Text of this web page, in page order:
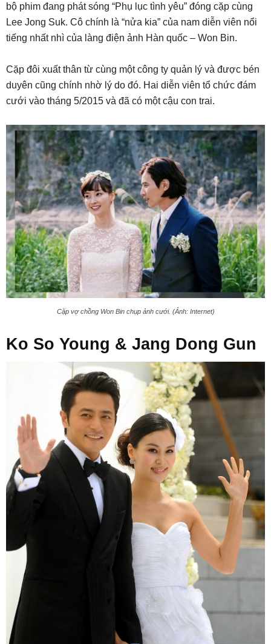
bộ phim đang phát sóng “Phụ lục tình yêu” đóng cặp cùng
Lee Jong Suk. Cô chính là “nửa kia” của nam diễn viên nổi
tiếng nhất nhì của làng điện ảnh Hàn quốc – Won Bin.
Cặp đôi xuất thân từ cùng một công ty quản lý và được bén
duyên cũng chính nhờ lý do đó. Hai diễn viên tổ chức đám
cưới vào tháng 5/2015 và đã có một cậu con trai.
Cặp vợ chồng Won Bin chụp ảnh cưới. (Ảnh: Internet)
Ko So Young & Jang Dong Gun